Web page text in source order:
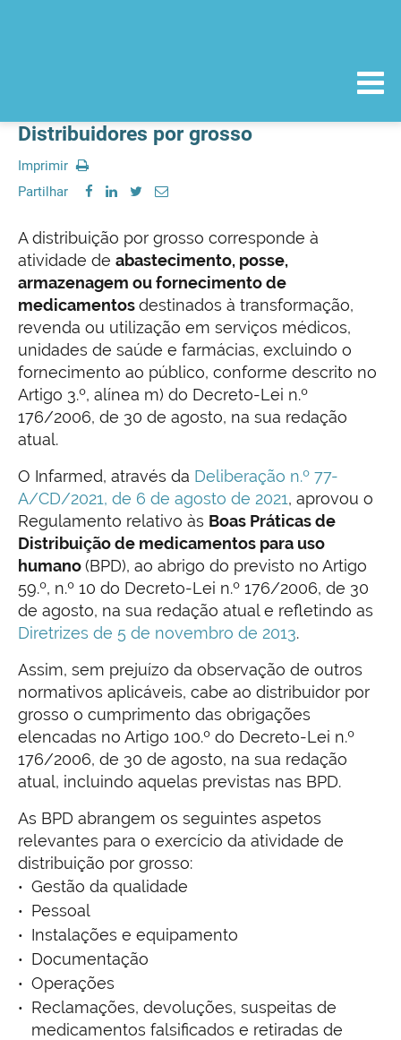
Distribuidores por grosso
Imprimir
Partilhar
A distribuição por grosso corresponde à
atividade de abastecimento, posse,
armazenagem ou fornecimento de
medicamentosdestinados à transformação,
revenda ou utilização em serviços médicos,
unidades de saúde e farmácias, excluindo o
fornecimento ao público, conforme descrito no
Artigo 3.º, alínea m) do Decreto-Lei n.º
176/2006, de 30 de agosto, na sua redação
atual.
O Infarmed, através da Deliberação n.º 77-
A/CD/2021, de 6 de agosto de 2021, aprovou o
Regulamento relativo às Boas Práticas de
Distribuição de medicamentos para uso
humano(BPD), ao abrigo do previsto no Artigo
59.º, n.º 10 do Decreto-Lei n.º 176/2006, de 30
de agosto, na sua redação atual e refletindo as
Diretrizes de 5 de novembro de 2013.
Assim, sem prejuízo da observação de outros
normativos aplicáveis, cabe ao distribuidor por
grosso o cumprimento das obrigações
elencadas no Artigo 100.º do Decreto-Lei n.º
176/2006, de 30 de agosto, na sua redação
atual, incluindo aquelas previstas nas BPD.
As BPD abrangem os seguintes aspetos
relevantes para o exercício da atividade de
distribuição por grosso:
Gestão da qualidade
Pessoal
Instalações e equipamento
Documentação
Operações
Reclamações, devoluções, suspeitas de
medicamentos falsificados e retiradas de